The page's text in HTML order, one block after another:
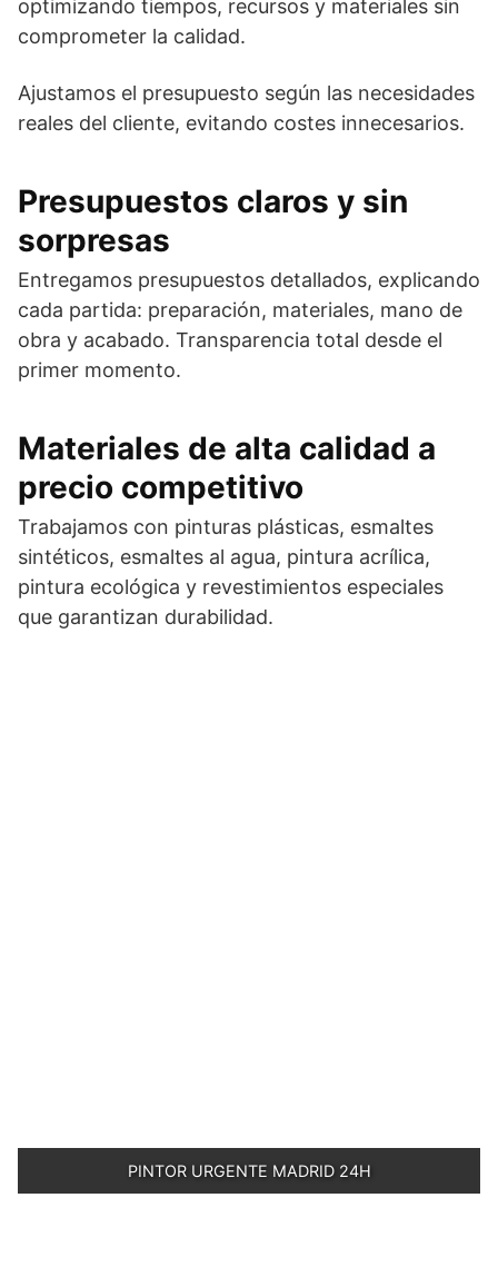
optimizando tiempos, recursos y materiales sin
comprometer la calidad.
Ajustamos el presupuesto según las necesidades
reales del cliente, evitando costes innecesarios.
Presupuestos claros y sin
sorpresas
Entregamos presupuestos detallados, explicando
cada partida: preparación, materiales, mano de
obra y acabado. Transparencia total desde el
primer momento.
Materiales de alta calidad a
precio competitivo
Trabajamos con pinturas plásticas, esmaltes
sintéticos, esmaltes al agua, pintura acrílica,
pintura ecológica y revestimientos especiales
que garantizan durabilidad.
PINTOR URGENTE MADRID 24H